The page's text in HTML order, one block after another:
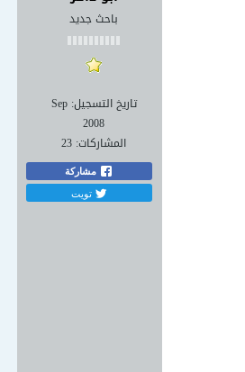
باحث جديد
تاريخ التسجيل: Sep
2008
المشاركات: 23
مشاركة
تويت